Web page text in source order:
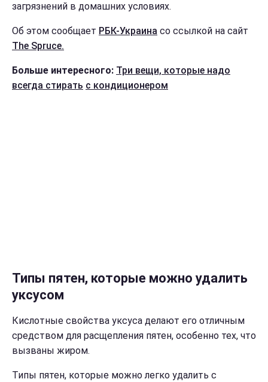
загрязнений в домашних условиях.
Об этом сообщает РБК-Украина со ссылкой на сайт
The Spruce.
Больше интересного: Три вещи, которые надо
всегда стирать с кондиционером
Типы пятен, которые можно удалить
уксусом
Кислотные свойства уксуса делают его отличным
средством для расщепления пятен, особенно тех, что
вызваны жиром.
Типы пятен, которые можно легко удалить с